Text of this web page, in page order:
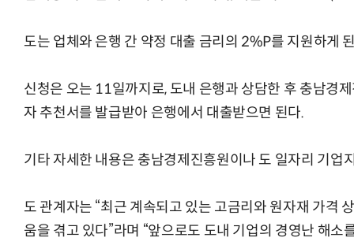
도는 업체와 은행 간 약정 대출 금리의 2%P를 지원하게
신청은 오는 11일까지로, 도내 은행과 상담한 후 충남경
자 추천서를 발급받아 은행에서 대출받으면 된다.
기타 자세한 내용은 충남경제진흥원이나 도 일자리 기업
도 관계자는 “최근 계속되고 있는 고금리와 원자재 가격
움을 겪고 있다”라며 “앞으로도 도내 기업의 경영난 해소